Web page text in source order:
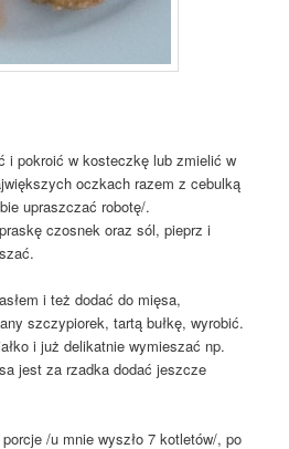
i pokroić w kosteczkę lub zmielić w
oczkach razem z cebulką
upraszczać robotę/.
czosnek oraz sól, pieprz i
i też dodać do mięsa,
szczypiorek, tartą bułkę, wyrobić.
i już delikatnie wymieszać np.
jest za rzadka dodać jeszcze
/u mnie wyszło 7 kotletów/, po